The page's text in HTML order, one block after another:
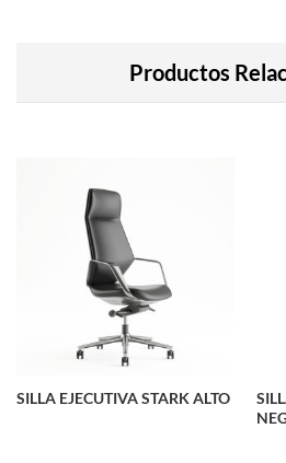
Productos
SILLA EJECUTIVA STARK ALTO